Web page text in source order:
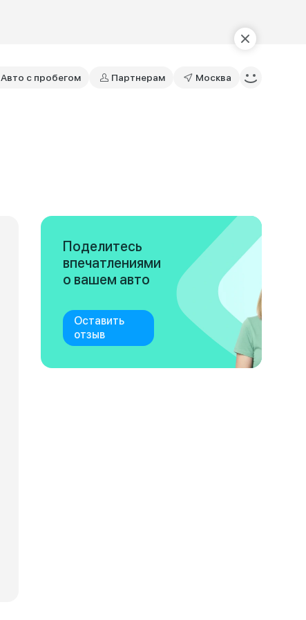
Авто с пробегом Партнерам Москва
Поделитесь
впечатлениями
о вашем авто
Оставить
отзыв